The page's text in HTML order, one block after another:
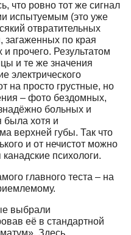
что ровно тот же сигнал
испытуемым (это уже
отвратительных
загаженных по края
прочего. Результатом
и те же значения
электрического
на просто грустные, но
– фото бездомных,
больных и
была хотя и
верхней губы. Так что
и от нечистот можно
психологи.
главного теста – на
выбрали
её в стандартной